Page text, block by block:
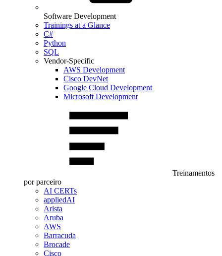
Software Development
Trainings at a Glance
C#
Python
SQL
Vendor-Specific
AWS Development
Cisco DevNet
Google Cloud Development
Microsoft Development
Treinamentos
por parceiro
AI CERTs
appliedAI
Arista
Aruba
AWS
Barracuda
Brocade
Cisco